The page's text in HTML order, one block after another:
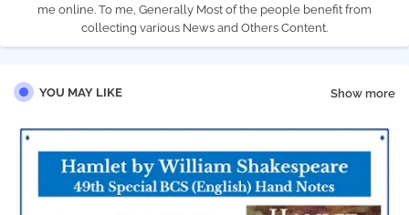
me online. To me, Generally Most of the people benefit from
collecting various News and Others Content.
YOU MAY LIKE Show more